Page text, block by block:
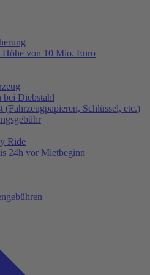
Höhe von 10 Mio. Euro
bei Diebstahl
(Fahrzeugpapieren, Schlüssel, etc.)
Ride
24h vor Mietbeginn